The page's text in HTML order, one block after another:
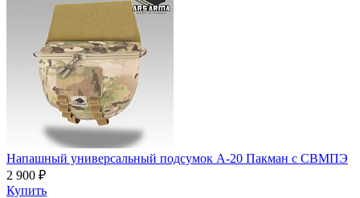
Напашный универсальный подсумок А-20 Пакман с СВМПЭ
2 900 ₽
Купить